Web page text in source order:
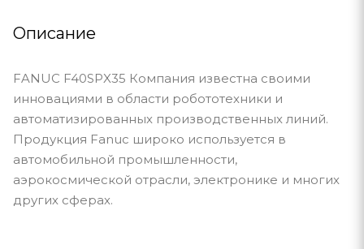
Описание
FANUC F40SPX35 Компания известна своими
инновациями в области робототехники и
автоматизированных производственных линий.
Продукция Fanuc широко используется в
автомобильной промышленности,
аэрокосмической отрасли, электронике и многих
других сферах.